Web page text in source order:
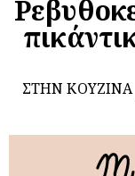
ΣΤΗΝ ΚΟΥΖΊΝΑ